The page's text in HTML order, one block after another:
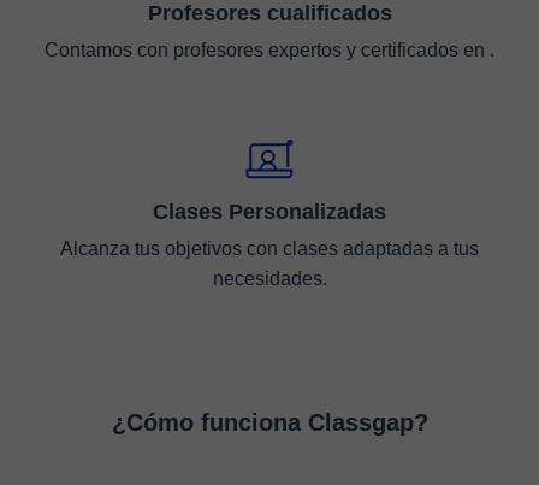
Profesores cualificados
Contamos con profesores expertos y certificados en .
Clases Personalizadas
Alcanza tus objetivos con clases adaptadas a tus
necesidades.
¿Cómo funciona Classgap?